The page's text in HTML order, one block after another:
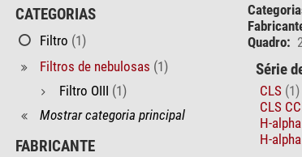
CATEGORIAS
Filtro (1)
Filtros de nebulosas (1)
Filtro OIII (1)
Mostrar categoria principal
FABRICANTE
Quadro:
Série
CLS (1)
CLS
H-
H-